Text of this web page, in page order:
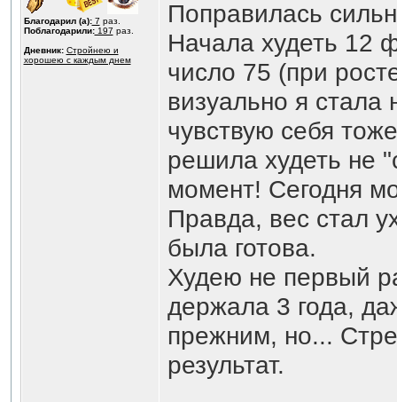
Благодарил (а):7 раз.
Поблагодарили:197 раз.
Дневник: Стройнею и
хорошею с каждым днем
Поправилась
Начала худеть 12
число 75 (при
визуально я стала
чувствую себя
решила худеть не
момент! Сегодня
Правда, вес стал
была готова.
Худею не первый
держала 3 года,
прежним, но...
результат.